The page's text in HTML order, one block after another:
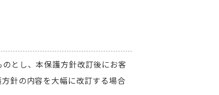
とし、本保護方針改訂後にお客
針の内容を大幅に改訂する場合